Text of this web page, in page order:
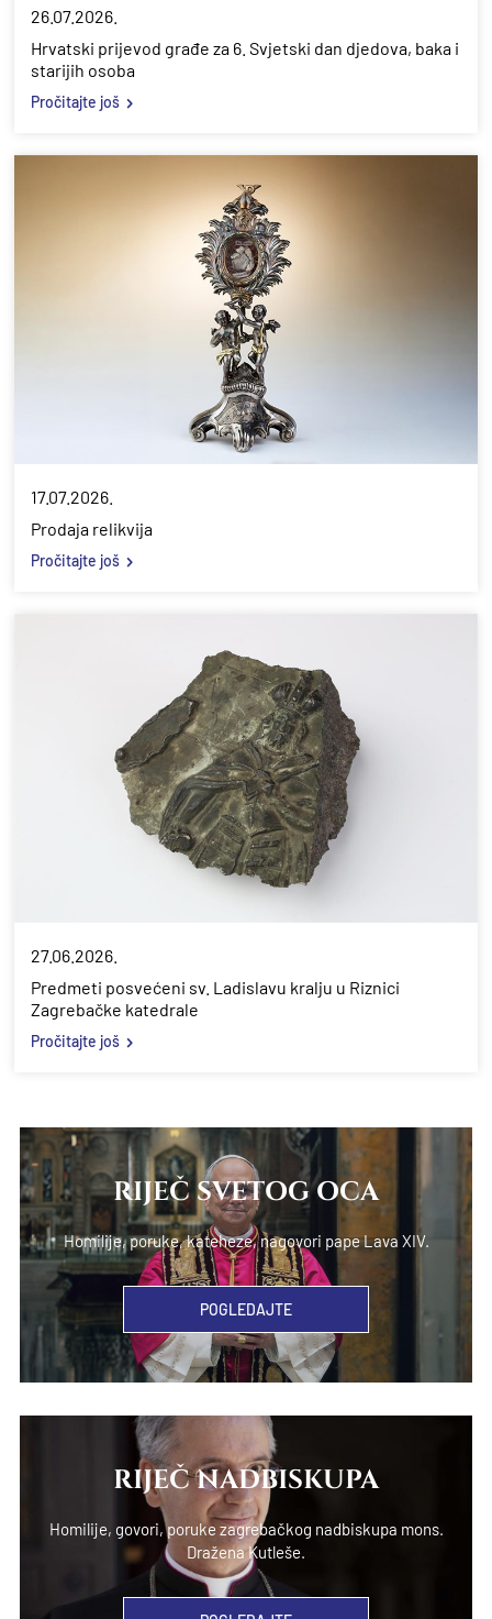
26.07.2026.
Hrvatski prijevod građe za 6. Svjetski dan djedova, baka i
starijih osoba
Pročitajte još
17.07.2026.
Prodaja relikvija
Pročitajte još
27.06.2026.
Predmeti posvećeni sv. Ladislavu kralju u Riznici
Zagrebačke katedrale
Pročitajte još
RIJEČ SVETOG OCA
Homilije, poruke, kateheze, nagovori pape Lava XIV.
POGLEDAJTE
RIJEČ NADBISKUPA
Homilije, govori, poruke zagrebačkog nadbiskupa mons.
Dražena Kutleše.